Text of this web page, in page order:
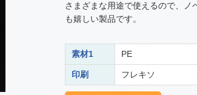
さまざまな用途で使えるので、ノ
も嬉しい製品です。
素材1 PE
印刷 フレキソ